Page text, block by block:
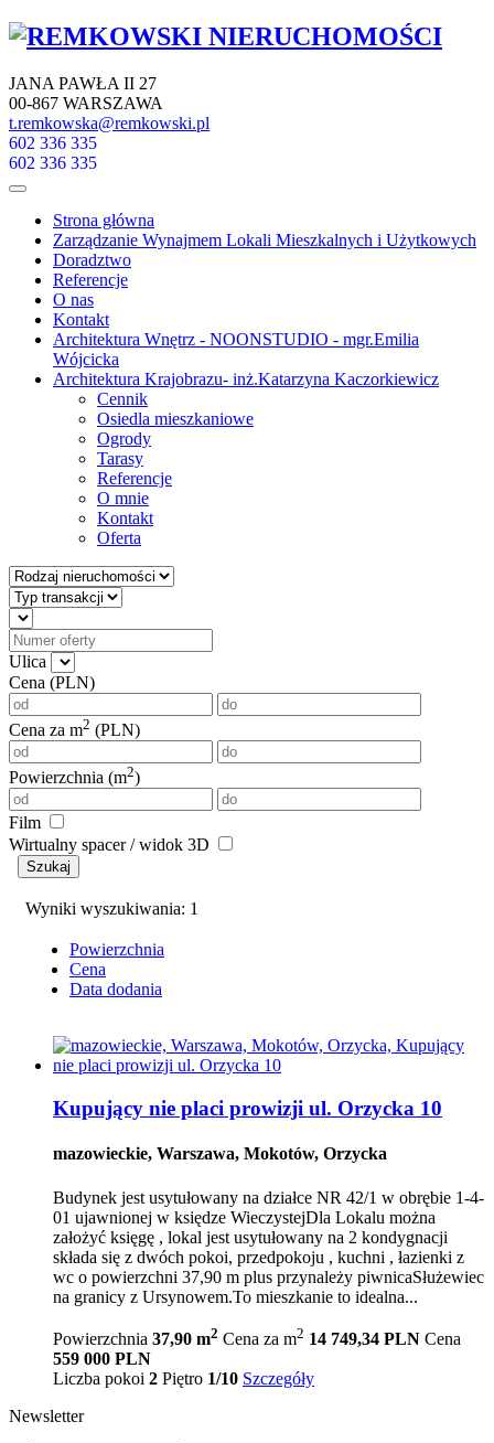
JANA PAWŁA II 27
00-867 WARSZAWA
t.remkowska@remkowski.pl
602 336 335
602 336 335
Strona główna
Zarządzanie Wynajmem Lokali Mieszkalnych i Użytkowych
Doradztwo
Referencje
O nas
Kontakt
Architektura Wnętrz - NOONSTUDIO - mgr.Emilia
Wójcicka
Architektura Krajobrazu- inż.Katarzyna Kaczorkiewicz
Cennik
Osiedla mieszkaniowe
Ogrody
Tarasy
Referencje
O mnie
Kontakt
Oferta
Ulica
Cena (PLN)
Cena za m2 (PLN)
Powierzchnia (m2)
Film
Wirtualny spacer / widok 3D
Szukaj
Wyniki wyszukiwania: 1
Powierzchnia
Cena
Data dodania
Kupujący nie placi prowizji ul. Orzycka 10
mazowieckie, Warszawa, Mokotów, Orzycka
Budynek jest usytułowany na działce NR 42/1 w obrębie 1-4-
01 ujawnionej w księdze WieczystejDla Lokalu można
założyć księgę , lokal jest usytułowany na 2 kondygnacji
składa się z dwóch pokoi, przedpokoju , kuchni , łazienki z
wc o powierzchni 37,90 m plus przynależy piwnicaSłużewiec
na granicy z Ursynowem.To mieszkanie to idealna...
Powierzchnia 37,90 m2 Cena za m2 14 749,34 PLN Cena
559 000 PLN
Liczba pokoi 2 Piętro 1/10 Szczegóły
Newsletter